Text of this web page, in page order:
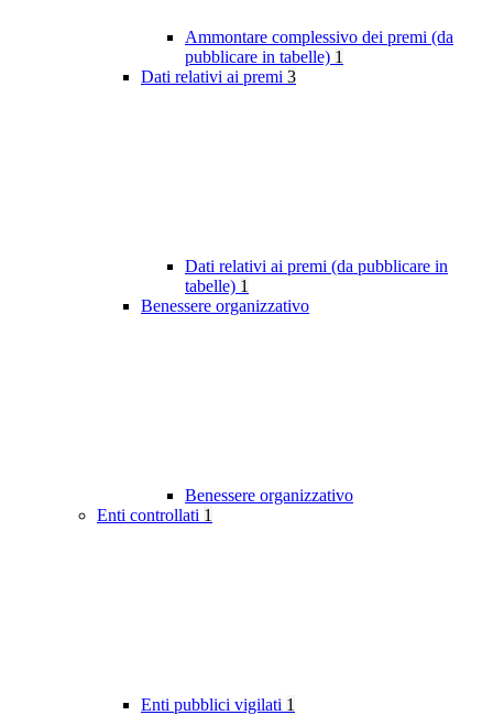
Ammontare complessivo dei premi (da
pubblicare in tabelle) 1
Dati relativi ai premi 3
Dati relativi ai premi (da pubblicare in
tabelle) 1
Benessere organizzativo
Benessere organizzativo
Enti controllati 1
Enti pubblici vigilati 1